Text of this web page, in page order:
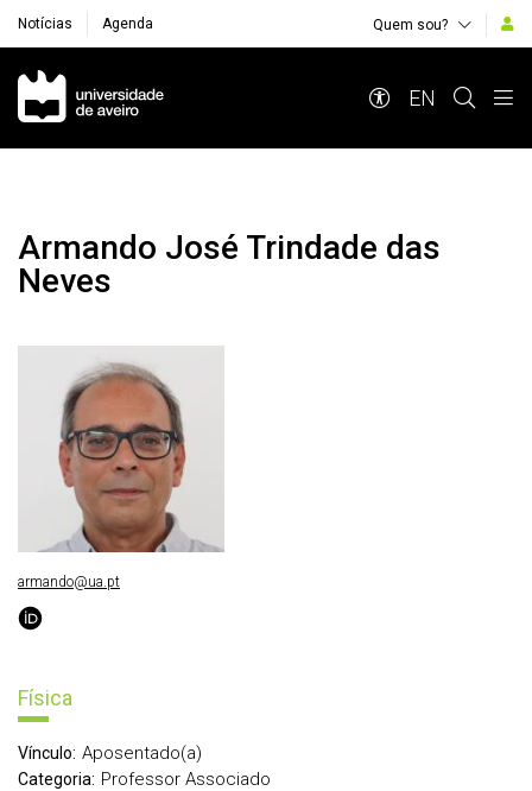
Notícias Agenda Quem sou?
Navegação Principal
EN
Armando José Trindade das
Neves
Física
Vínculo: Aposentado(a)
Categoria: Professor Associado
armando@ua.pt